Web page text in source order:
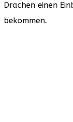
Drachen einen
bekommen.